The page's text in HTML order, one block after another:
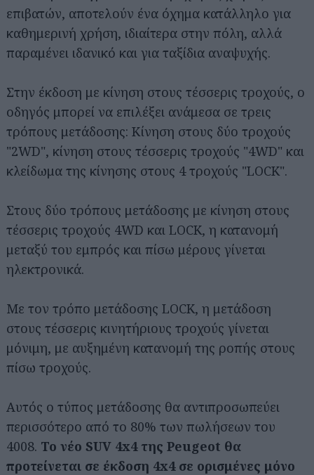
επιβατών, αποτελούν ένα όχημα κατάλληλο για
καθημερινή χρήση, ιδιαίτερα στην πόλη, αλλά
παραμένει ιδανικό και για ταξίδια αναψυχής.
Στην έκδοση με κίνηση στους τέσσερις τροχούς, ο
οδηγός μπορεί να επιλέξει ανάμεσα σε τρεις
τρόπους μετάδοσης: Κίνηση στους δύο τροχούς
"2WD", κίνηση στους τέσσερις τροχούς "4WD" και
κλείδωμα της κίνησης στους 4 τροχούς "LOCK".
Στους δύο τρόπους μετάδοσης με κίνηση στους
τέσσερις τροχούς 4WD και LOCK, η κατανομή
μεταξύ του εμπρός και πίσω μέρους γίνεται
ηλεκτρονικά.
Με τον τρόπο μετάδοσης LOCK, η μετάδοση
στους τέσσερις κινητήριους τροχούς γίνεται
μόνιμη, με αυξημένη κατανομή της ροπής στους
πίσω τροχούς.
Αυτός ο τύπος μετάδοσης θα αντιπροσωπεύει
περισσότερο από το 80% των πωλήσεων του
4008. Το νέο SUV 4x4 της Peugeot θα
προτείνεται σε έκδοση 4x4 σε ορισμένες μόνο